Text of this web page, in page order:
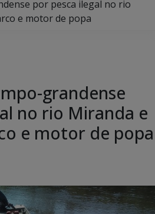
por pesca ilegal no rio
e motor de popa
grandense
no rio Miranda e
e motor de popa